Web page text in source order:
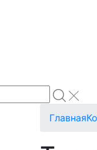
Главная